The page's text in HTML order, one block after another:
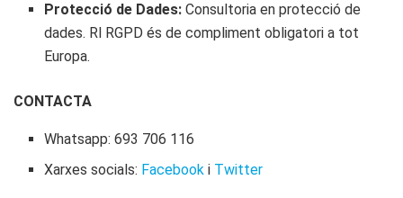
Protecció de Dades:Consultoria en protecció de
dades. Rl RGPD és de compliment obligatori a tot
Europa.
CONTACTA
Whatsapp: 693 706 116
Xarxes socials: Facebook i Twitter